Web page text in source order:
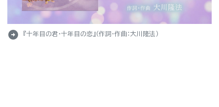
arrow_circle_right 『十年目の君・十年目の恋』（作詞・作曲：大川隆法）